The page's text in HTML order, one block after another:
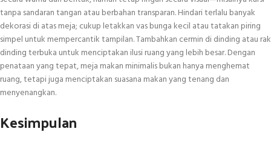
tanpa sandaran tangan atau berbahan transparan. Hindari terlalu banyak
dekorasi di atas meja; cukup letakkan vas bunga kecil atau tatakan piring
simpel untuk mempercantik tampilan. Tambahkan cermin di dinding atau rak
dinding terbuka untuk menciptakan ilusi ruang yang lebih besar. Dengan
penataan yang tepat, meja makan minimalis bukan hanya menghemat
ruang, tetapi juga menciptakan suasana makan yang tenang dan
menyenangkan.
Kesimpulan